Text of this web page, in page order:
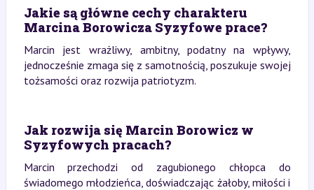
Jakie są główne cechy charakteru
Marcina Borowicza Syzyfowe prace?
Marcin jest wrażliwy, ambitny, podatny na wpływy,
jednocześnie zmaga się z samotnością, poszukuje swojej
tożsamości oraz rozwija patriotyzm.
Jak rozwija się Marcin Borowicz w
Syzyfowych pracach?
Marcin przechodzi od zagubionego chłopca do
świadomego młodzieńca, doświadczając żałoby, miłości i